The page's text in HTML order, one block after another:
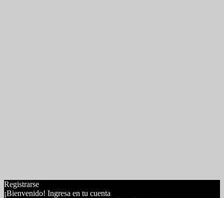
Registrarse
¡Bienvenido! Ingresa en tu cuenta